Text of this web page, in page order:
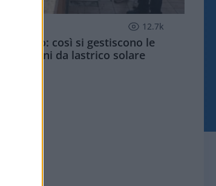
12.7k
così si gestiscono le
infiltrazioni da lastrico solare